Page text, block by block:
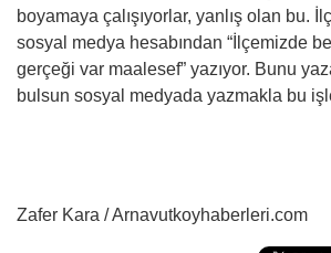
boyamaya çalışıyorlar, yanlış olan bu.
sosyal medya hesabından “İlçemizde
gerçeği var maalesef” yazıyor. Bunu
bulsun sosyal medyada yazmakla bu
Zafer Kara / Arnavutkoyhaberleri.com